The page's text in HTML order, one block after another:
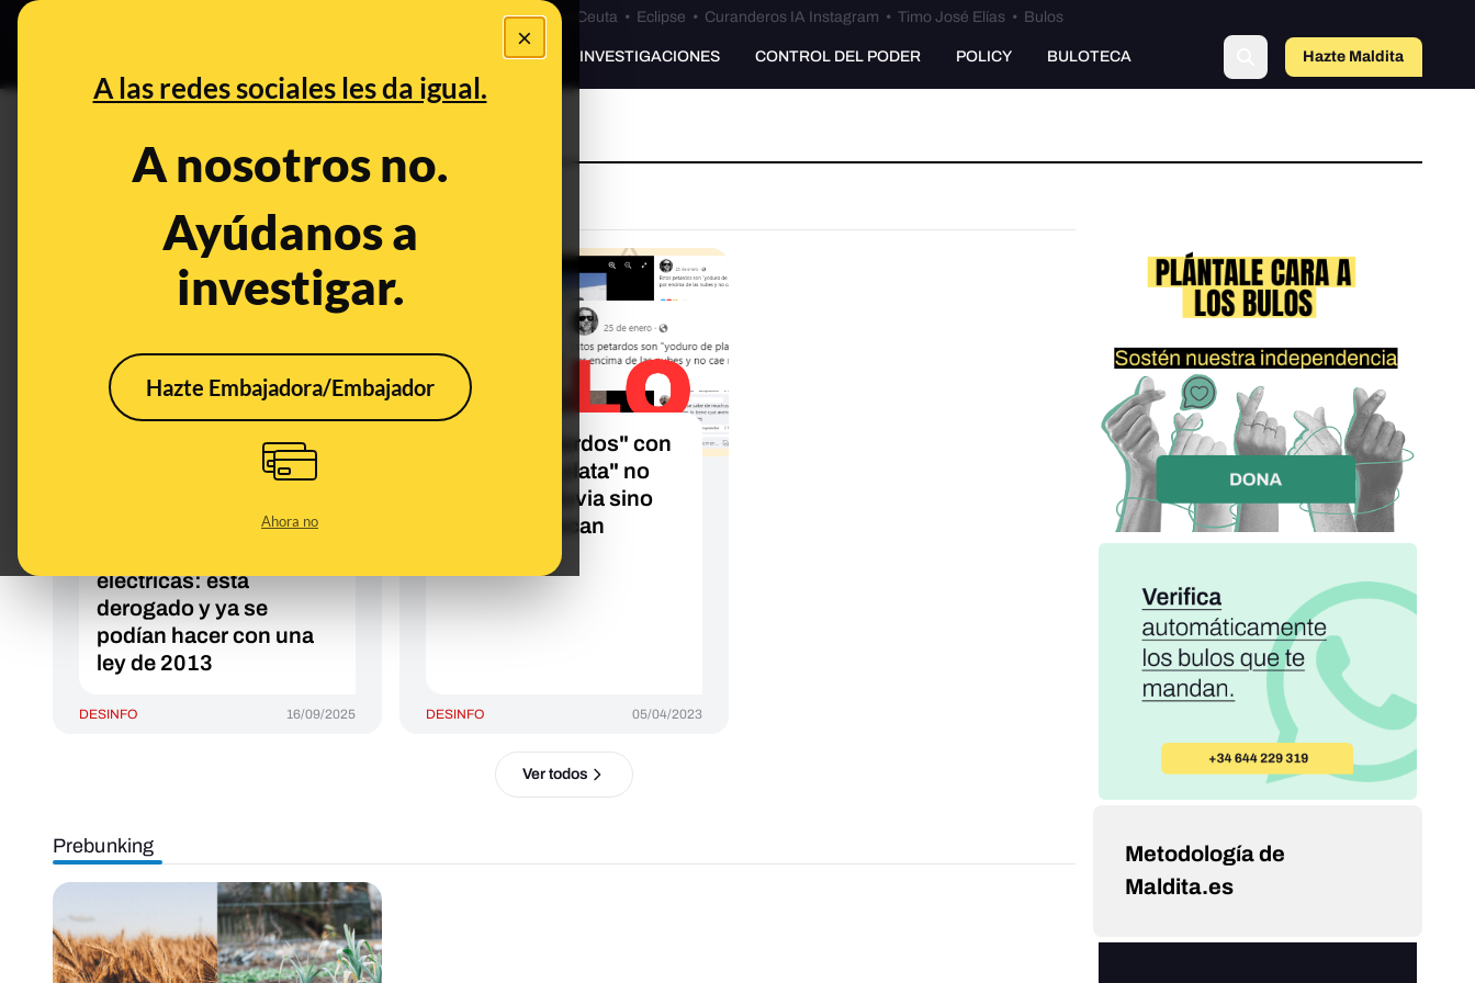
×
A las redes sociales les da igual.
A nosotros no.
Ayúdanos a
investigar.
Hazte Embajadora/Embajador
Ahora no
Especial Ceuta•Bulos Ceuta • Eclipse • Curanderos IA Instagram • Timo José Elías • Bulos
PREBUNKING INVESTIGACIONES CONTROL DEL PODER POLICY BULOTECA Hazte Maldita
Cultivos
CONTEXTO
El Real Decreto-ley
eléctricas: está
derogado y ya se
podían hacer con una
ley de 2013
DESINFO 16/09/2025
No, los "petardos" con
"yoduro de plata" no
impiden la lluvia sino
que la provocan
DESINFO 05/04/2023
Ver todos
Prebunking
Metodología de
Maldita.es